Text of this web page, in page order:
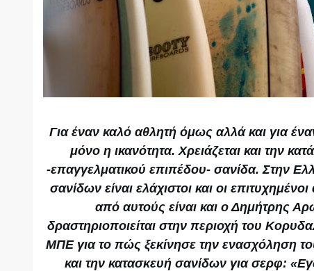
Για έναν καλό αθλητή όμως αλλά και για
μόνο η ικανότητα. Χρειάζεται και την
-επαγγελματικού επιπέδου- σανίδα. Στην
σανίδων είναι ελάχιστοι και οι
από αυτούς είναι και ο Δημήτρης
δραστηριοποιείται στην περιοχή του
ΜΠΕ για το πώς ξεκίνησε την ενασχόληση
και την κατασκευή σανίδων για σερφ: